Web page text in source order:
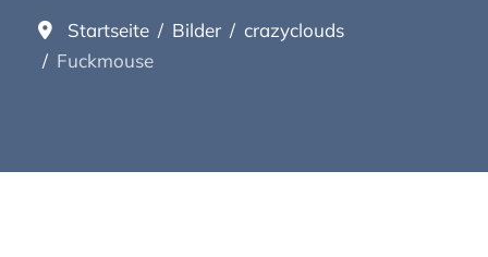
Startseite Bilder
crazyclouds
Fuckmouse